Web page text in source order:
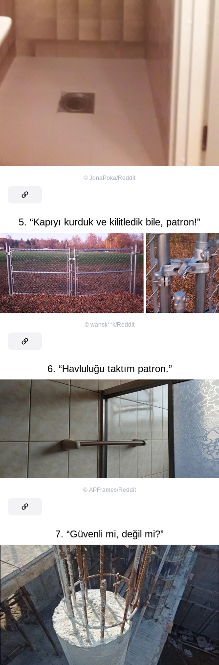
© JonaPoka/Reddit
5. “Kapıyı kurduk ve kilitledik bile, patron!”
© wansk**k/Reddit
6. “Havluluğu taktım patron.”
© APFrames/Reddit
7. “Güvenli mi, değil mi?”